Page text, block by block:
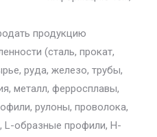
продукцию
(сталь, прокат,
руда, железо, трубы,
металл, ферросплавы,
рулоны, проволока,
образные профили, H-